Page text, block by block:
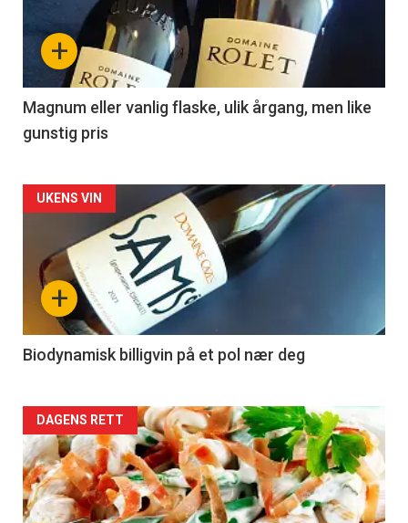
nå
3
+
Magnum eller vanlig flaske, ulik årgang, men like
gunstig pris
Forsiden
akkurat
nå
4
+
UKENS VIN
Biodynamisk billigvin på et pol nær deg
Forsiden
akkurat
nå
DAGENS RETT